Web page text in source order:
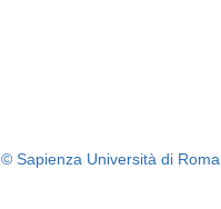
© Sapienza Università di Roma